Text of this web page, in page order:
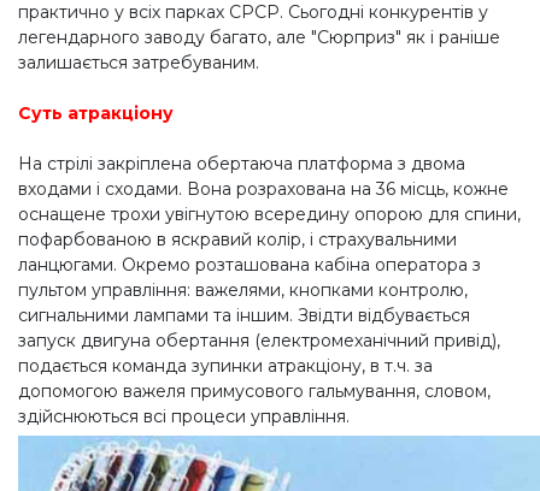
практично у всіх парках СРСР. Сьогодні конкурентів у
легендарного заводу багато, але "Сюрприз" як і раніше
залишається затребуваним.
Суть атракціону
На стрілі закріплена обертаюча платформа з двома
входами і сходами. Вона розрахована на 36 місць, кожне
оснащене трохи увігнутою всередину опорою для спини,
пофарбованою в яскравий колір, і страхувальними
ланцюгами. Окремо розташована кабіна оператора з
пультом управління: важелями, кнопками контролю,
сигнальними лампами та іншим. Звідти відбувається
запуск двигуна обертання (електромеханічний привід),
подається команда зупинки атракціону, в т.ч. за
допомогою важеля примусового гальмування, словом,
здійснюються всі процеси управління.